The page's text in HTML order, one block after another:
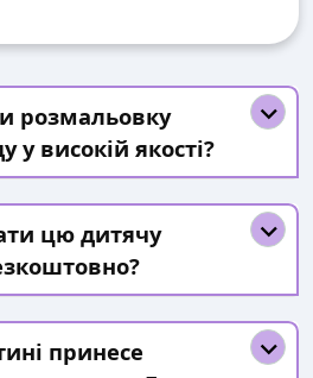
розмальовку
у високій якості?
цю дитячу
принесе